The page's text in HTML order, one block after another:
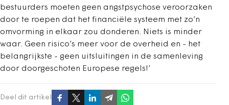
bestuurders moeten geen angstpsychose veroorzaken
door te roepen dat het financiële systeem met zo’n
omvorming in elkaar zou donderen. Niets is minder
waar. Geen risico’s meer voor de overheid en - het
belangrijkste - geen uitsluitingen in de samenleving
door doorgeschoten Europese regels!’
Deel dit artikel